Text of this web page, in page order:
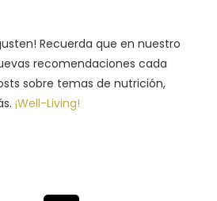
Recuerda que en nuestro
recomendaciones cada
sobre temas de nutrición,
¡Well-Living!